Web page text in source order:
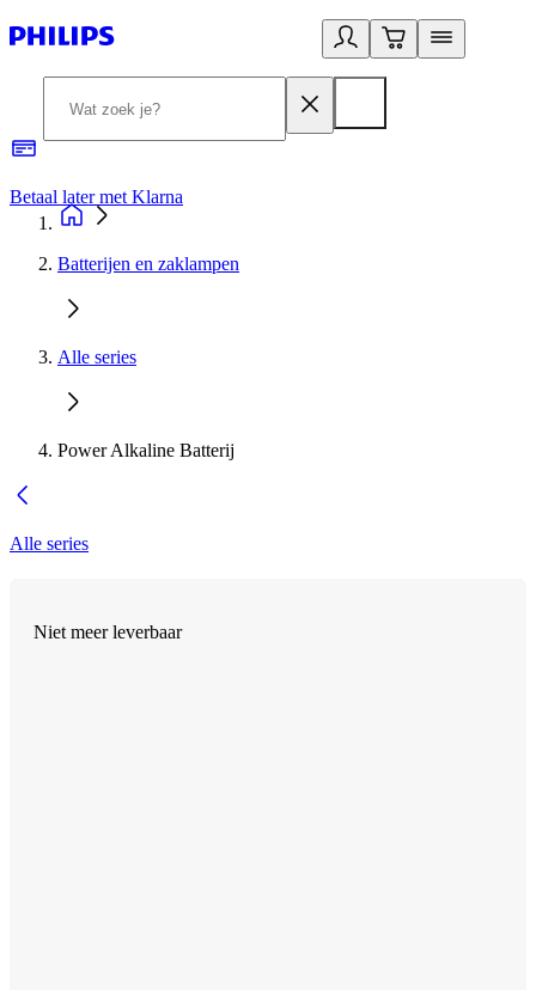
Betaal later met Klarna
Batterijen en zaklampen
Alle series
Power Alkaline Batterij
Alle series
Niet meer leverbaar